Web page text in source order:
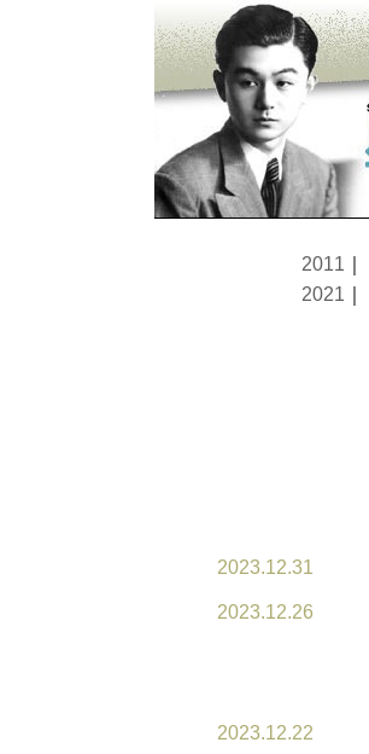
2011
2021
2023.12.31
2023.12.26
2023.12.22